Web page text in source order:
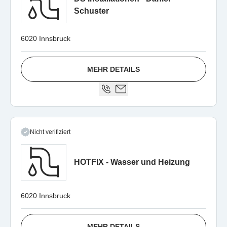
Schuster
6020 Innsbruck
MEHR DETAILS
Nicht verifiziert
HOTFIX - Wasser und Heizung
6020 Innsbruck